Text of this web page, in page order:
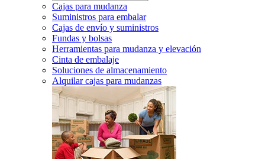
Cajas para mudanza
Suministros para embalar
Cajas de envío y suministros
Fundas y bolsas
Herramientas para mudanza y elevación
Cinta de embalaje
Soluciones de almacenamiento
Alquilar cajas para mudanzas